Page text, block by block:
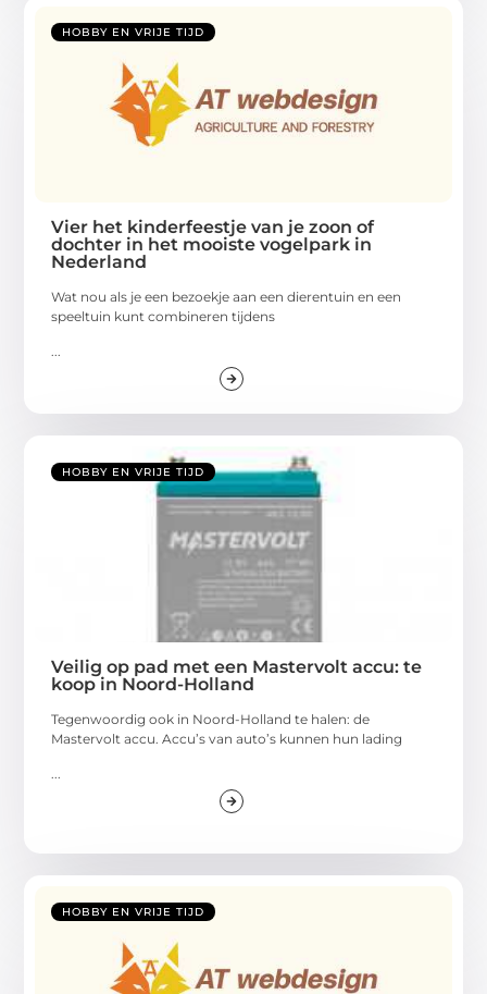
HOBBY EN VRIJE TIJD
Vier het kinderfeestje van je zoon of
dochter in het mooiste vogelpark in
Nederland
Wat nou als je een bezoekje aan een dierentuin en een
speeltuin kunt combineren tijdens
HOBBY EN VRIJE TIJD
Veilig op pad met een Mastervolt accu: te
koop in Noord-Holland
Tegenwoordig ook in Noord-Holland te halen: de
Mastervolt accu. Accu’s van auto’s kunnen hun lading
...
HOBBY EN VRIJE TIJD